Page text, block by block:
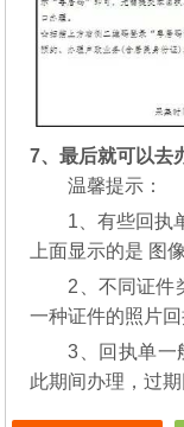
7、最后就可以去
温馨提示：
1、有些回执
上面显示的是 图
2、不同证件
一种证件的照片
3、回执单一
此期间办理，过